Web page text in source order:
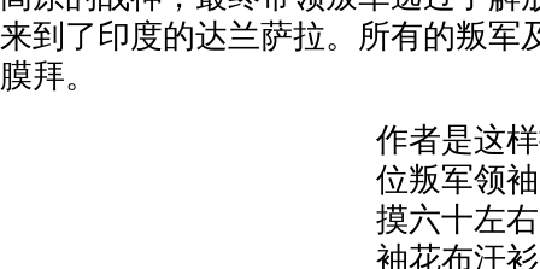
来到了印度的达兰萨拉。所有的叛军
膜拜。
作者是这
位叛军领
摸六十左
袖花布汗